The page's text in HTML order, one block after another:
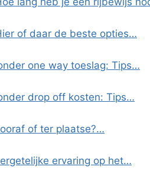
of daar de beste opties…
one way toeslag: Tips…
drop off kosten: Tips…
of ter plaatse?…
ervaring op het…